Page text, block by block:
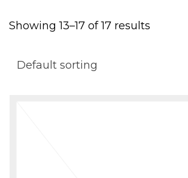
Showing 13–17 of 17 results
Default sorting